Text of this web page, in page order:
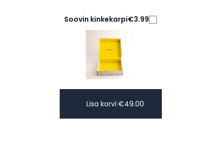
Soovin kinkekarpi€3.99
Lisa korvi|€49.00